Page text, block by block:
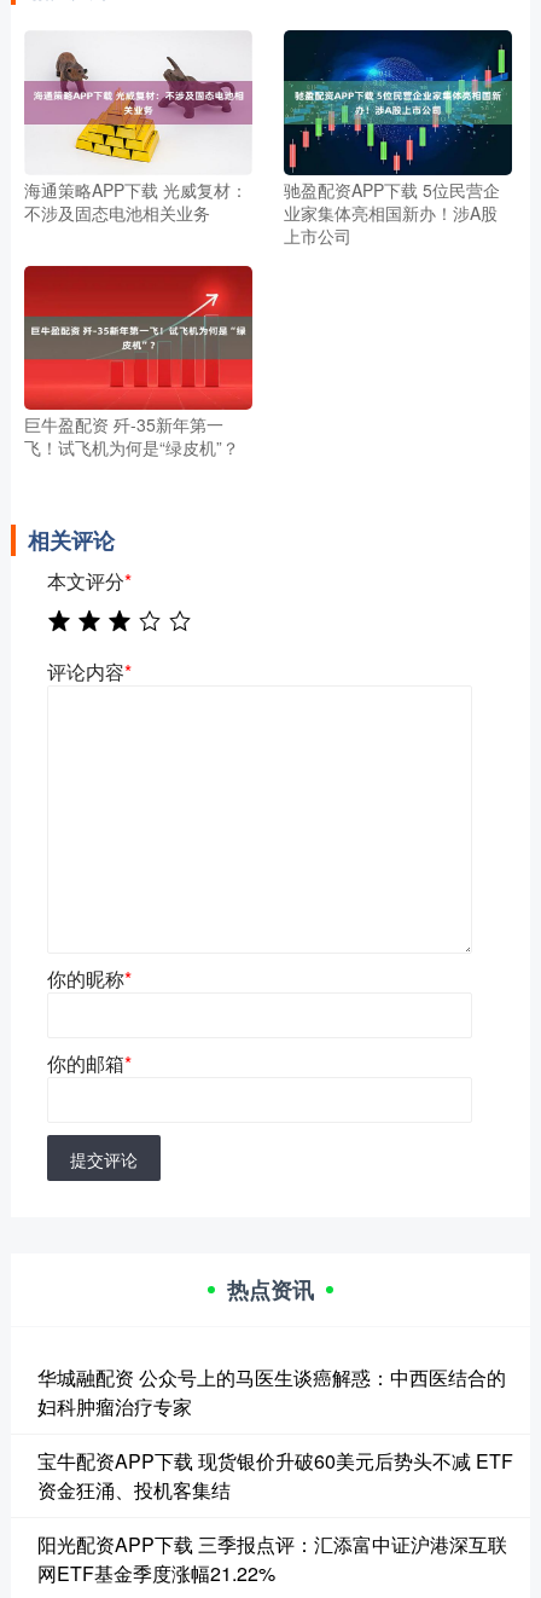
海通策略APP下载 光威复材：
不涉及固态电池相关业务
驰盈配资APP下载 5位民营企
业家集体亮相国新办！涉A股
上市公司
巨牛盈配资 歼-35新年第一
飞！试飞机为何是“绿皮机”？
相关评论
本文评分*
评论内容*
你的昵称*
你的邮箱*
提交评论
热点资讯
华城融配资 公众号上的马医生谈癌解惑：中西医结合的
妇科肿瘤治疗专家
宝牛配资APP下载 现货银价升破60美元后势头不减 ETF
资金狂涌、投机客集结
阳光配资APP下载 三季报点评：汇添富中证沪港深互联
网ETF基金季度涨幅21.22%